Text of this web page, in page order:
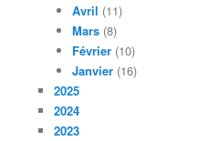
Avril (11)
Mars (8)
Février (10)
Janvier (16)
2025
2024
2023